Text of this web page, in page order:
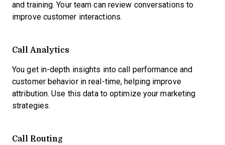
and training. Your team can review conversations to
improve customer interactions.
Call Analytics
You get in-depth insights into call performance and
customer behavior in real-time, helping improve
attribution. Use this data to optimize your marketing
strategies.
Call Routing